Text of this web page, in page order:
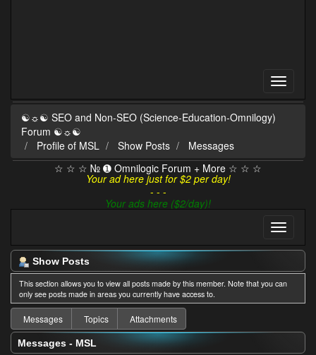
☯☼☯ SEO and Non-SEO (Science-Education-Omnilogy)
Forum ☯☼☯
Profile of MSL
Show Posts
Messages
☆ ☆ ☆ № ➊ Omnilogic Forum + More ☆ ☆ ☆
Your ad here just for $2 per day!
- - -
Your ads here ($2/day)!
Show Posts
This section allows you to view all posts made by this member. Note that you can
only see posts made in areas you currently have access to.
Messages Topics Attachments
Messages - MSL